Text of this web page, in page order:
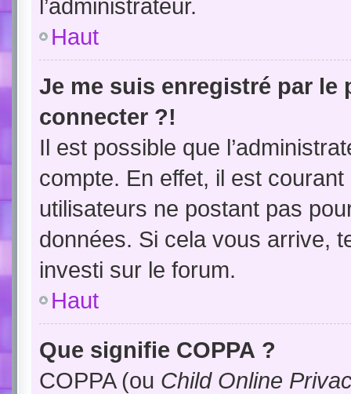
l’administrateur.
Haut
Je me suis enregistré par le
connecter ?!
Il est possible que
compte. En effet, il est
utilisateurs ne postant pas
données. Si cela vous arrive,
investi sur le forum.
Haut
Que signifie COPPA ?
COPPA (ou Child Online